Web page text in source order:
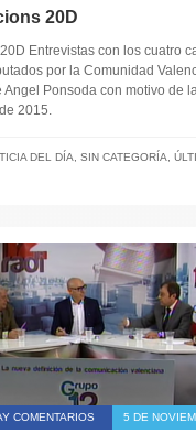
20D
Entrevistas con los cuatro
por la Comunidad
Angel Ponsoda con motivo de
2015.
DEL DÍA SIN CATEGORÍA
COMENTARIOS 5 DE